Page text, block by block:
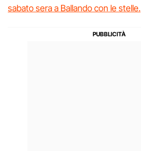
sabato sera a Ballando con le stelle.